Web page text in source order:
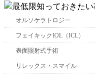
オルソケラトロジー
フェイキックIOL（ICL）
表面照射式手術
リレックス・スマイル